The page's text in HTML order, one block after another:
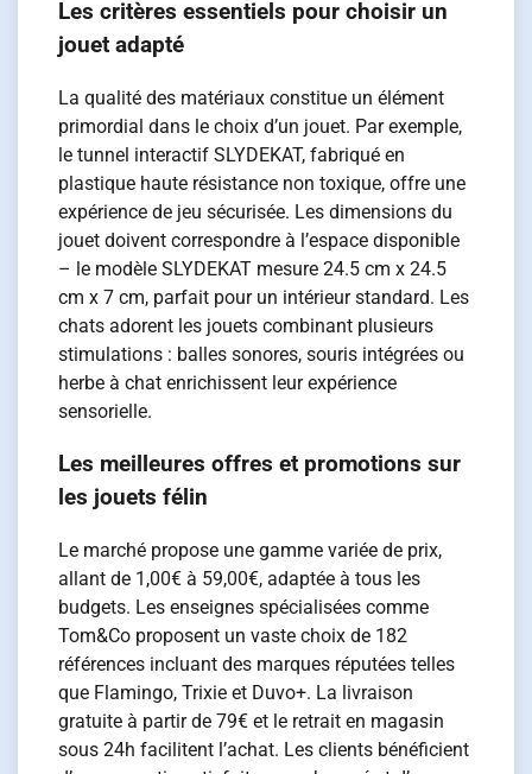
Les critères essentiels pour choisir un
jouet adapté
La qualité des matériaux constitue un élément
primordial dans le choix d’un jouet. Par exemple,
le tunnel interactif SLYDEKAT, fabriqué en
plastique haute résistance non toxique, offre une
expérience de jeu sécurisée. Les dimensions du
jouet doivent correspondre à l’espace disponible
– le modèle SLYDEKAT mesure 24.5 cm x 24.5
cm x 7 cm, parfait pour un intérieur standard. Les
chats adorent les jouets combinant plusieurs
stimulations : balles sonores, souris intégrées ou
herbe à chat enrichissent leur expérience
sensorielle.
Les meilleures offres et promotions sur
les jouets félin
Le marché propose une gamme variée de prix,
allant de 1,00€ à 59,00€, adaptée à tous les
budgets. Les enseignes spécialisées comme
Tom&Co proposent un vaste choix de 182
références incluant des marques réputées telles
que Flamingo, Trixie et Duvo+. La livraison
gratuite à partir de 79€ et le retrait en magasin
sous 24h facilitent l’achat. Les clients bénéficient